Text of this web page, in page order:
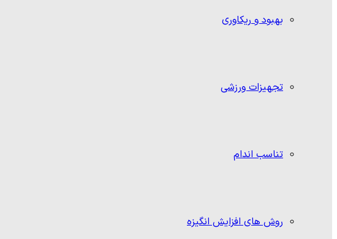
بهبود و ریکاوری
تجهیزات ورزشی
تناسب اندام
روش های افزایش انگیزه